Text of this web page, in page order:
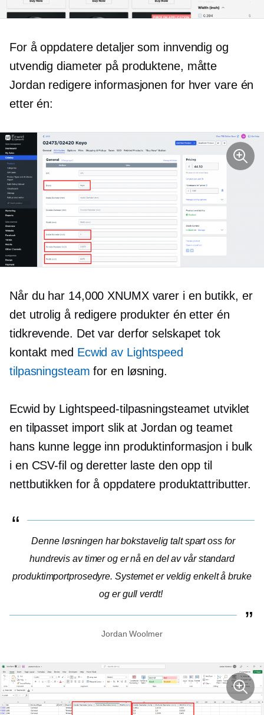
For å oppdatere detaljer som innvendig og
utvendig diameter på produktene, måtte
Jordan redigere informasjonen for hver vare én
etter én:
Når du har 14,000 XNUMX varer i en butikk, er
det utrolig å redigere produkter én etter én
tidkrevende. Det var derfor selskapet tok
kontakt med Ecwid av Lightspeed
tilpasningsteam for en løsning.
Ecwid by Lightspeed-tilpasningsteamet utviklet
en tilpasset import slik at Jordan og teamet
hans kunne legge inn produktinformasjon i bulk
i en CSV-fil og deretter laste den opp til
nettbutikken for å oppdatere produktattributter.
Denne løsningen har bokstavelig talt spart oss for
hundrevis av timer og er nå en del av vår standard
produktimportprosedyre. Systemet er veldig enkelt å bruke
og er gull verdt!
Jordan Woolmer